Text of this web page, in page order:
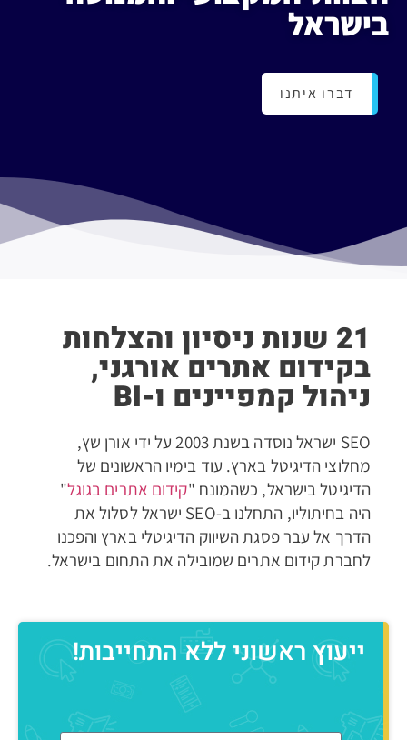
בישראל
דברו איתנו
21 שנות ניסיון והצלחות
בקידום אתרים אורגני,
ניהול קמפיינים ו-BI
SEO ישראל נוסדה בשנת 2003 על ידי אורן שץ,
מחלוצי הדיגיטל בארץ. עוד בימיו הראשונים של
הדיגיטל בישראל, כשהמונח "קידום אתרים בגוגל"
היה בחיתוליו, התחלנו ב-SEO ישראל לסלול את
הדרך אל עבר פסגת השיווק הדיגיטלי בארץ והפכנו
לחברת קידום אתרים שמובילה את התחום בישראל.
ייעוץ ראשוני ללא התחייבות!